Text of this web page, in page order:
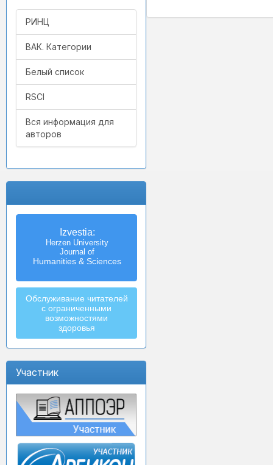
РИНЦ
ВАК. Категории
Белый список
RSCI
Вся информация для
авторов
Izvestia:
Herzen University
Journal of
Humanities & Sciences
Обслуживание читателей
с ограниченными
возможностями
здоровья
Участник